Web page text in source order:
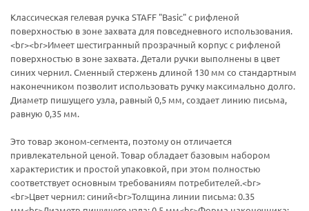
Классическая гелевая ручка STAFF "Basic" с рифленой
поверхностью в зоне захвата для повседневного использования.
<br><br>Имеет шестигранный прозрачный корпус с рифленой
поверхностью в зоне захвата. Детали ручки выполнены в цвет
синих чернил. Сменный стержень длиной 130 мм со стандартным
наконечником позволит использовать ручку максимально долго.
Диаметр пишущего узла, равный 0,5 мм, создает линию письма,
равную 0,35 мм.
Это товар эконом-сегмента, поэтому он отличается
привлекательной ценой. Товар обладает базовым набором
характеристик и простой упаковкой, при этом полностью
соответствует основным требованиям потребителей.<br>
<br>Цвет чернил: синий<br>Толщина линии письма: 0.35